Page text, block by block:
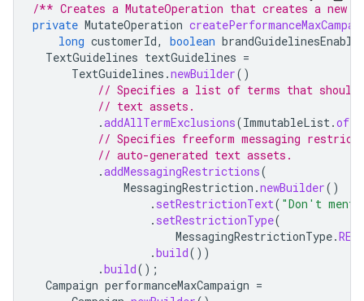
/** Creates a MutateOperation that creates a new
private MutateOperation
long customerId, boolean
TextGuidelines textGuidelines =
TextGuidelines .newBuilder()
// Specifies a list of terms that should
// text assets.
.addAllTermExclusions(ImmutableList.of
// Specifies freeform messaging
// auto-generated text assets.
.addMessagingRestrictions(
MessagingRestriction .newBuilder()
. setRestrictionText( "Don't
. setRestrictionType(
MessagingRestrictionType.
.build())
.build();
Campaign performanceMaxCampaign =